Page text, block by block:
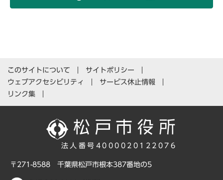
このサイトについて
サイトポリシー
ウェブアクセシビリティ
サービス休止情報
リンク集
法人番号4000020122076
〒271-8588 千葉県松戸市根本387番地の5